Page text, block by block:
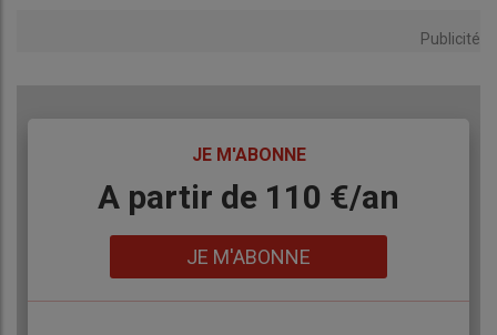
Publicité
JE M'ABONNE
BodyA partir de 110 €/an
JE M'ABONNE